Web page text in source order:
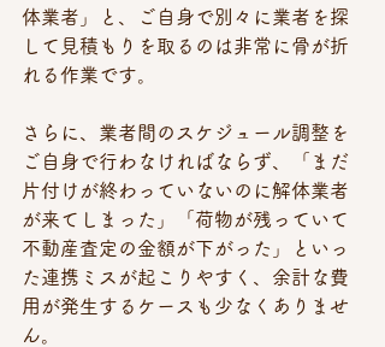
体業者」と、ご自身で別々に業者を探
して見積もりを取るのは非常に骨が折
れる作業です。
さらに、業者間のスケジュール調整を
ご自身で行わなければならず、「まだ
片付けが終わっていないのに解体業者
が来てしまった」「荷物が残っていて
不動産査定の金額が下がった」といっ
た連携ミスが起こりやすく、余計な費
用が発生するケースも少なくありませ
ん。